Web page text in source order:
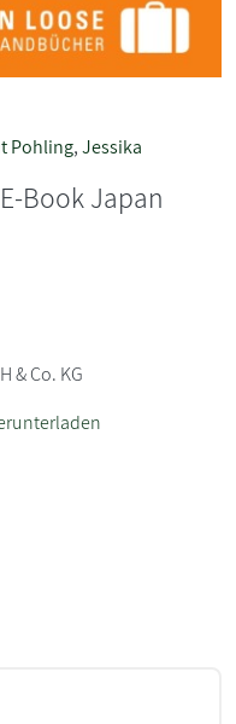
Pohling,Jessika
Book Japan
& Co. KG